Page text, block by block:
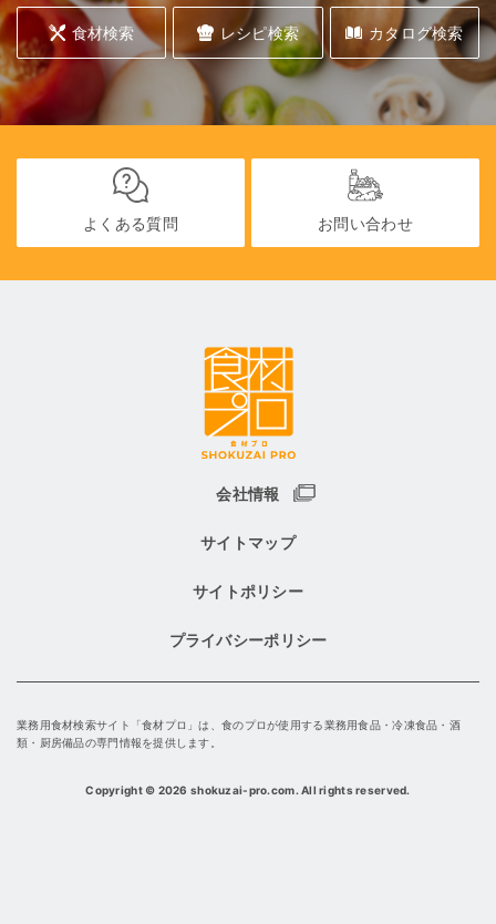
食材検索 レシピ検索 カタログ検索
よくある質問 お問い合わせ
会社情報
サイトマップ
サイトポリシー
プライバシーポリシー
業務用食材検索サイト「食材プロ」は、食のプロが使用する業務用食品・冷凍食品・酒
類・厨房備品の専門情報を提供します。
Copyright © 2026 shokuzai-pro.com. All rights reserved.